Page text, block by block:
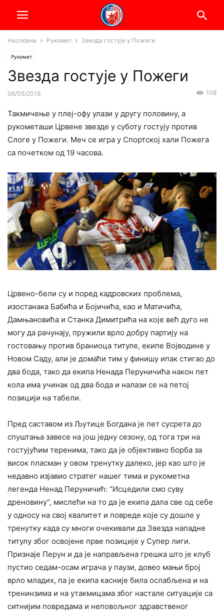
Насловна Рукомет Звезда гостује у Пожеги
Рукомет
Звезда гостује у Пожеги
06/05/2016 108
Такмичење у плеј-офу улази у другу половину, а
рукометаши Црвене звезде у суботу гостују против
Слоге у Пожеги. Меч се игра у Спортској хали Пожега
са почетком од 19 часова.
Црвено-бели су и поред кадровских проблема,
изостанака Бабића и Бојичића, као и Матичића,
Дамњановића и Станка Димитрића на које већ дуго не
могу да рачунају, пружили врло добру партију на
гостовању против браниоца титуле, екипе Војводине у
Новом Саду, али је домаћи тим у финишу ипак стигао до
два бода, тако да екипа Ненада Перуничића након пет
кола има учинак од два бода и налази се на петој
позицији на табели.
Пред саставом из Љутице Богдана је пет сусрета до
спуштања завесе на још једну сезону, од тога три на
гостујућим теренима, тако да је објективно борба за
висок пласман у овом тренутку далеко, јер као што је
недавно изјавио стратег нашег тима и рукометна
легенда Ненад Перуничић: “Исцедили смо суву
дреновину“, мислећи на то да је екипа дала све од себе
у односу на свој квалитет и повреде које су дошле у
тренутку када су многи очекивали да Звезда нападне
титулу због освојене прве позиције у Супер лиги.
Признаје Перун и да је направљена грешка што је клуб
пустио седам-осам играча у паузи, довео мањи број
врло младих, па је екипа касније била ослабљена и на
тренинзима и на утакмицама због настале ситуације са
ситнијим повредама и неповољног здравственог